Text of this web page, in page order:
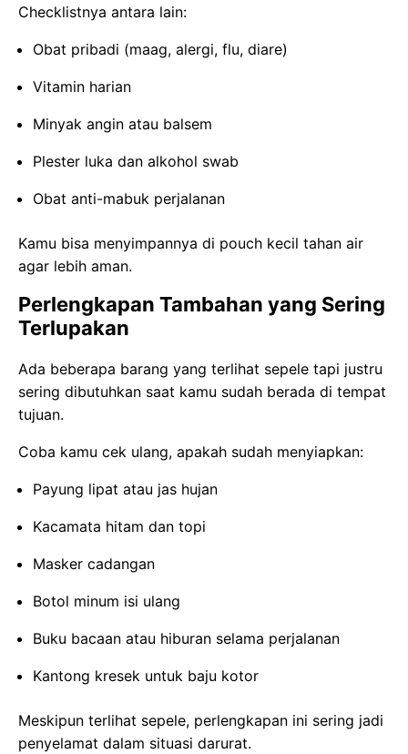
Checklistnya antara lain:
Obat pribadi (maag, alergi, flu, diare)
Vitamin harian
Minyak angin atau balsem
Plester luka dan alkohol swab
Obat anti-mabuk perjalanan
Kamu bisa menyimpannya di pouch kecil tahan air
agar lebih aman.
Perlengkapan Tambahan yang Sering
Terlupakan
Ada beberapa barang yang terlihat sepele tapi justru
sering dibutuhkan saat kamu sudah berada di tempat
tujuan.
Coba kamu cek ulang, apakah sudah menyiapkan:
Payung lipat atau jas hujan
Kacamata hitam dan topi
Masker cadangan
Botol minum isi ulang
Buku bacaan atau hiburan selama perjalanan
Kantong kresek untuk baju kotor
Meskipun terlihat sepele, perlengkapan ini sering jadi
penyelamat dalam situasi darurat.